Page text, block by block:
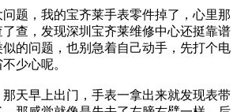
题，我的宝齐莱手表零件掉了，心里那
查，发现深圳宝齐莱维修中心还挺靠谱
的问题，也别急着自己动手，先打个电
少心呢。
天早上出门，手表一拿出来就发现表带